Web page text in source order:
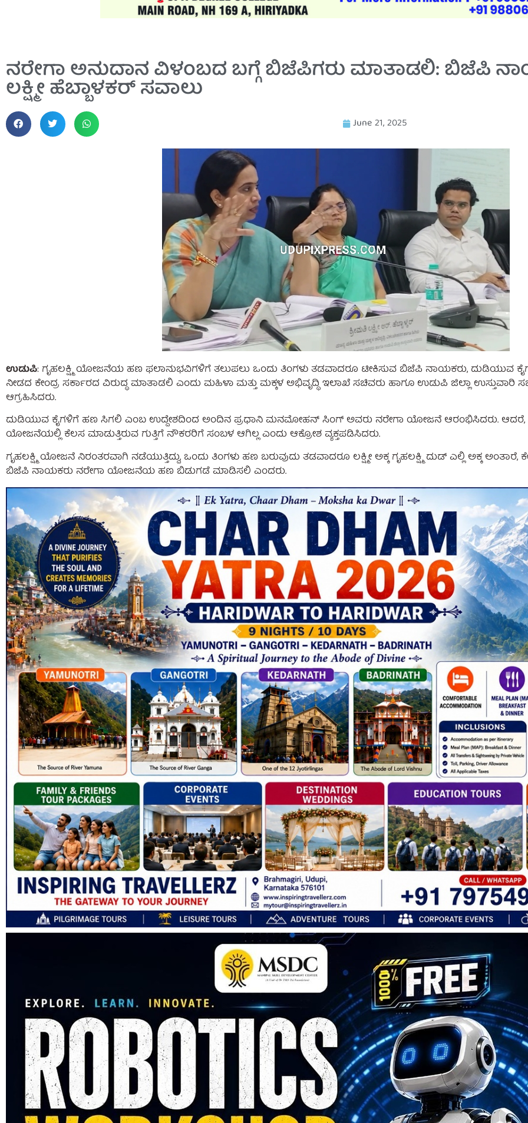
ನರೇಗಾ ಅನುದಾನ ವಿಳಂಬದ ಬಗ್ಗೆ ಬಿಜೆಪಿಗರು ಮಾತಾಡಲಿ: ಬಿಜೆಪಿ
ಲಕ್ಷ್ಮೀ ಹೆಬ್ಬಾಳಕರ್ ಸವಾಲು
June 21, 2025
ಉಡುಪಿ: ಗೃಹಲಕ್ಷ್ಮಿ ಯೋಜನೆಯ ಹಣ ಫಲಾನುಭವಿಗಳಿಗೆ ತಲುಪಲು ಒಂದು ತಿಂಗಳು ತಡವಾದರೂ ಟೀಕಿಸುವ ಬಿಜೆಪಿ ನಾಯಕರು, ದುಡಿಯುವ
ನೀಡದ ಕೇಂದ್ರ ಸರ್ಕಾರದ ವಿರುದ್ಧ ಮಾತಾಡಲಿ ಎಂದು ಮಹಿಳಾ ಮತ್ತು ಮಕ್ಕಳ ಅಭಿವೃದ್ಧಿ ಇಲಾಖೆ ಸಚಿವರು ಹಾಗೂ ಉಡುಪಿ ಜಿಲ್ಲಾ ಉಸ್ತುವಾರಿ
ಆಗ್ರಹಿಸಿದರು.
ದುಡಿಯುವ ಕೈಗಳಿಗೆ ಹಣ ಸಿಗಲಿ ಎಂಬ ಉದ್ದೇಶದಿಂದ ಅಂದಿನ ಪ್ರಧಾನಿ ಮನಮೋಹನ್ ಸಿಂಗ್ ಅವರು ನರೇಗಾ ಯೋಜನೆ ಆರಂಭಿಸಿದರು. ಆದರೆ,
ಯೋಜನೆಯಲ್ಲಿ ಕೆಲಸ ಮಾಡುತ್ತಿರುವ ಗುತ್ತಿಗೆ ನೌಕರರಿಗೆ ಸಂಬಳ ಆಗಿಲ್ಲ ಎಂದು ಆಕ್ರೋಶ ವ್ಯಕ್ತಪಡಿಸಿದರು.
ಗೃಹಲಕ್ಷ್ಮಿ ಯೋಜನೆ ನಿರಂತರವಾಗಿ ನಡೆಯುತ್ತಿದ್ದು, ಒಂದು ತಿಂಗಳು ಹಣ ಬರುವುದು ತಡವಾದರೂ ಲಕ್ಷ್ಮೀ ಅಕ್ಕ ಗೃಹಲಕ್ಷ್ಮಿ ದುಡ್ ಎಲ್ಲಿ ಅಕ್ಕ
ಬಿಜೆಪಿ ನಾಯಕರು ನರೇಗಾ ಯೋಜನೆಯ ಹಣ ಬಿಡುಗಡೆ ಮಾಡಿಸಲಿ ಎಂದರು.